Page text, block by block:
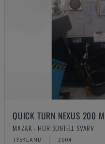
QUICK TURN NEXUS 200
MAZAK - HORISONTELL SVARV
TYSKLAND 2004